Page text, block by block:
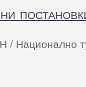
/ Национално